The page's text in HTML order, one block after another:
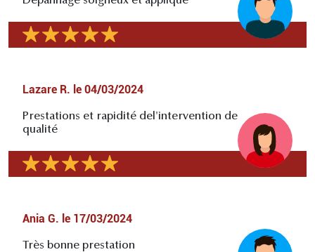
Lazare R. le 04/03/2024
Prestations et rapidité del'intervention de
qualité
Ania G. le 17/03/2024
Très bonne prestation